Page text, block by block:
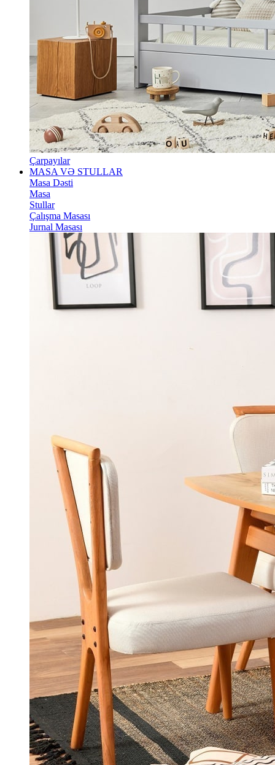
Çarpayılar
MASA VƏ STULLAR
Masa Dəsti
Masa
Stullar
Çalışma Masası
Jurnal Masası